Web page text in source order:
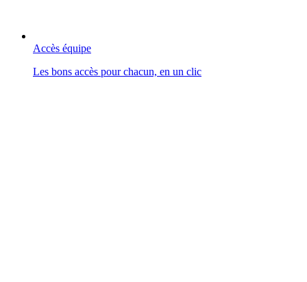
Accès équipe
Les bons accès pour chacun, en un clic